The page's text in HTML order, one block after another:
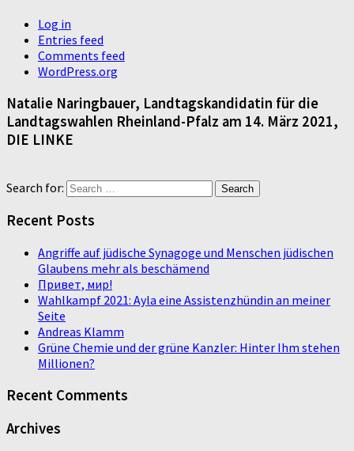
Log in
Entries feed
Comments feed
WordPress.org
Natalie Naringbauer, Landtagskandidatin für die
Landtagswahlen Rheinland-Pfalz am 14. März 2021,
DIE LINKE
Search for:
Recent Posts
Angriffe auf jüdische Synagoge und Menschen jüdischen
Glaubens mehr als beschämend
Привет, мир!
Wahlkampf 2021: Ayla eine Assistenzhündin an meiner
Seite
Andreas Klamm
Grüne Chemie und der grüne Kanzler: Hinter Ihm stehen
Millionen?
Recent Comments
Archives